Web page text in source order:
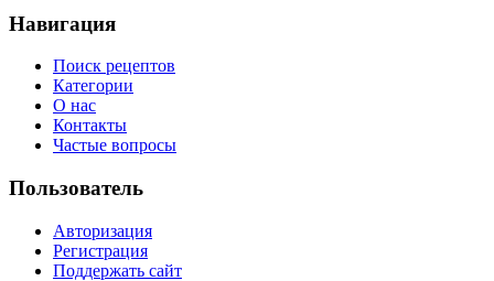
Навигация
Поиск рецептов
Категории
О нас
Контакты
Частые вопросы
Пользователь
Авторизация
Регистрация
Поддержать сайт